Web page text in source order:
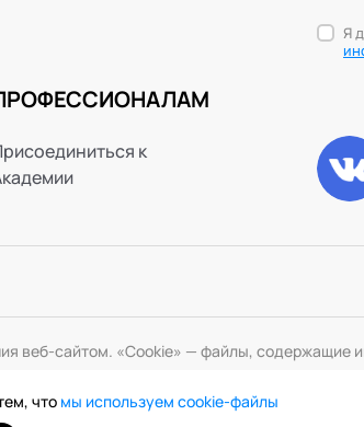
к
Я
веб-сайтом. «Cookie» — файлы,
что мы используем cookie-файлы